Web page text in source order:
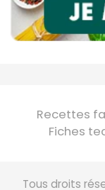
Recettes
Fiches
Tous droits